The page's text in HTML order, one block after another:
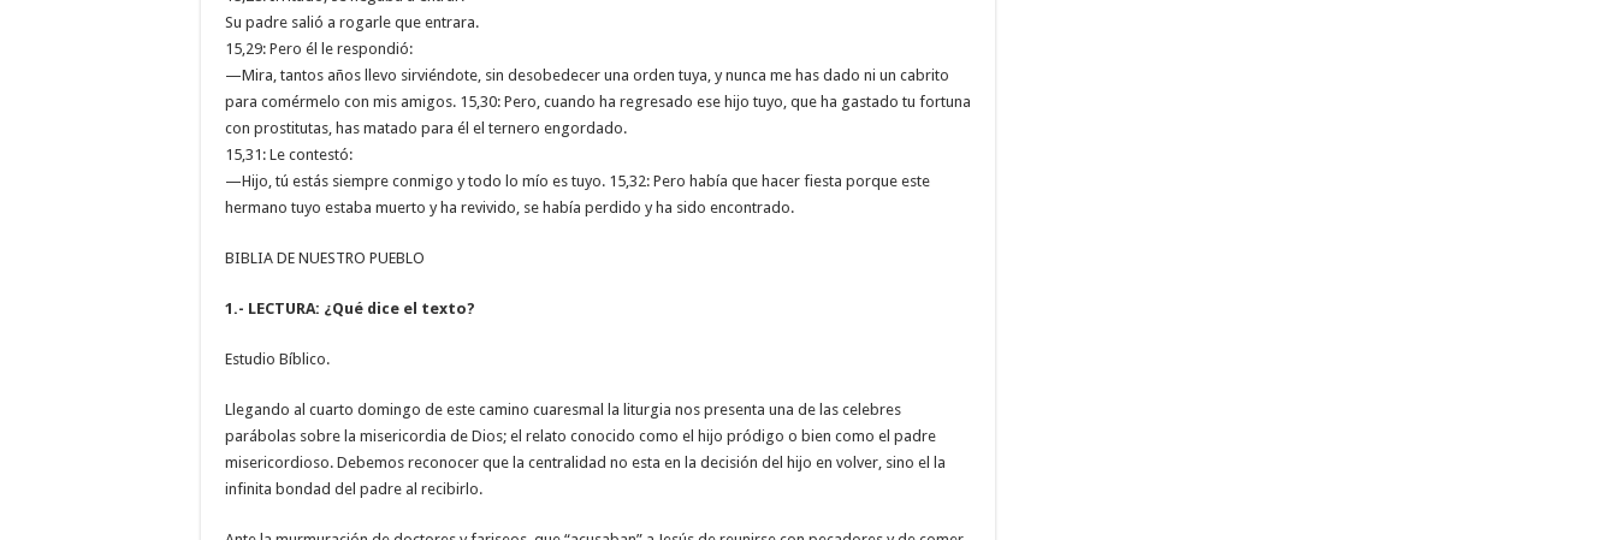
Su padre salió a rogarle que entrara.
15,29: Pero él le respondió:
—Mira, tantos años llevo sirviéndote, sin desobedecer una orden tuya, y nunca me has dado ni un cabrito
para comérmelo con mis amigos. 15,30: Pero, cuando ha regresado ese hijo tuyo, que ha gastado tu fortuna
con prostitutas, has matado para él el ternero engordado.
15,31: Le contestó:
—Hijo, tú estás siempre conmigo y todo lo mío es tuyo. 15,32: Pero había que hacer fiesta porque este
hermano tuyo estaba muerto y ha revivido, se había perdido y ha sido encontrado.
BIBLIA DE NUESTRO PUEBLO
1.- LECTURA: ¿Qué dice el texto?
Estudio Bíblico.
Llegando al cuarto domingo de este camino cuaresmal la liturgia nos presenta una de las celebres
parábolas sobre la misericordia de Dios; el relato conocido como el hijo pródigo o bien como el padre
misericordioso. Debemos reconocer que la centralidad no esta en la decisión del hijo en volver, sino el la
infinita bondad del padre al recibirlo.